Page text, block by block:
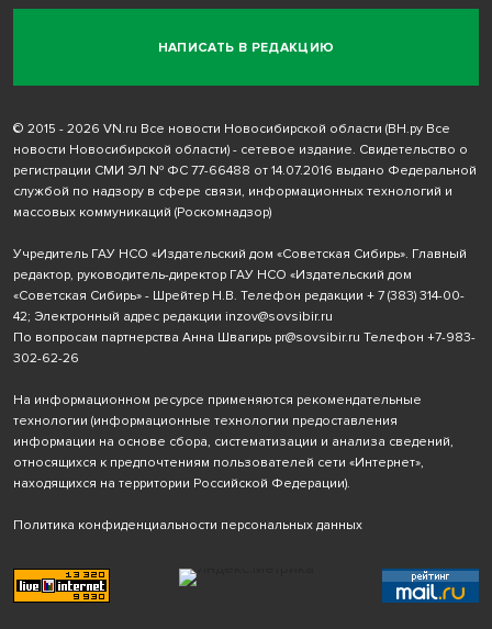
НАПИСАТЬ В РЕДАКЦИЮ
© 2015 - 2026 VN.ru Все новости Новосибирской области (ВН.ру Все
новости Новосибирской области) - сетевое издание. Свидетельство о
регистрации СМИ ЭЛ № ФС 77-66488 от 14.07.2016 выдано Федеральной
службой по надзору в сфере связи, информационных технологий и
массовых коммуникаций (Роскомнадзор)
Учредитель ГАУ НСО «Издательский дом «Советская Сибирь». Главный
редактор, руководитель-директор ГАУ НСО «Издательский дом
«Советская Сибирь» - Шрейтер Н.В. Телефон редакции + 7 (383) 314-00-
42; Электронный адрес редакции inzov@sovsibir.ru
По вопросам партнерства Анна Швагирь pr@sovsibir.ru Телефон +7-983-
302-62-26
На информационном ресурсе применяются рекомендательные
технологии (информационные технологии предоставления
информации на основе сбора, систематизации и анализа сведений,
относящихся к предпочтениям пользователей сети «Интернет»,
находящихся на территории Российской Федерации).
Политика конфиденциальности персональных данных